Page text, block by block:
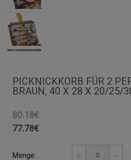
PICKNICKKORB FÜR 2
BRAUN, 40 X 28 X 20/25/
80.18€
77.78€
Menge: